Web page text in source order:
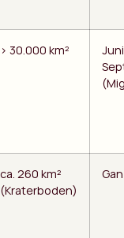
> 30.000 km²
ca. 260 km²
(Kraterboden)